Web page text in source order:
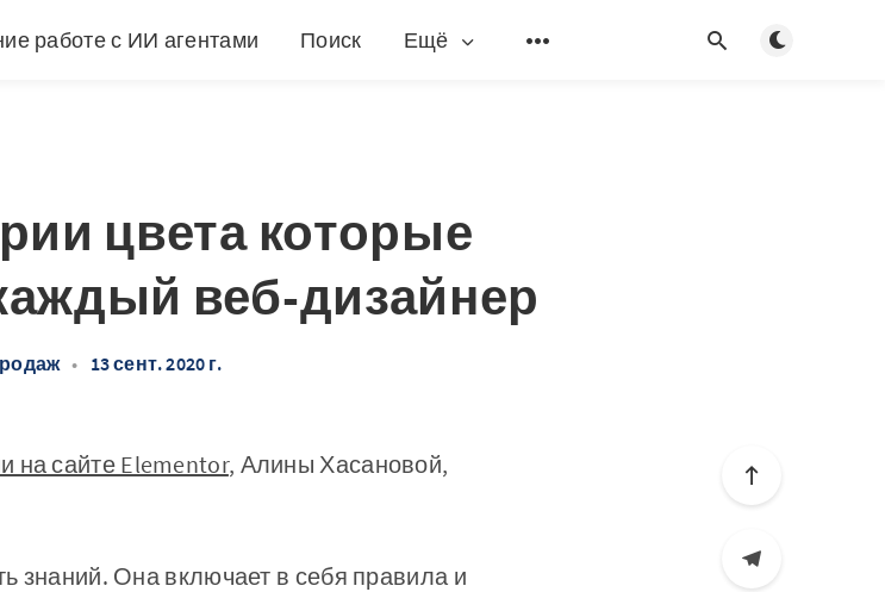
работе с ИИ агентами Поиск Ещё
цвета которые
веб-дизайнер
• 13 сент. 2020 г.
на сайте Elementor, Алины Хасановой,
знаний. Она включает в себя правила и